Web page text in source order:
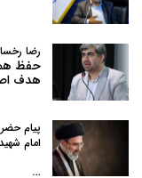
رضا
حفظ
هدف
پیام
امام
…